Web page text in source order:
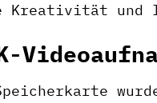
Kreativität und